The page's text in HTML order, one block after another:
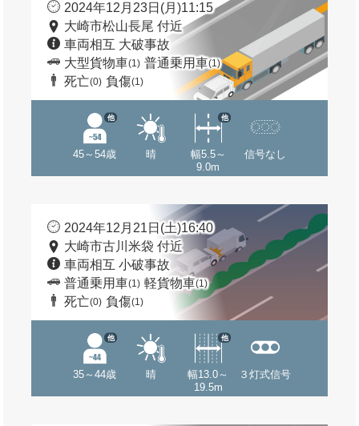
2024年12月23日(月)11:15
大崎市松山長尾 付近
車両相互 大破事故
大型貨物車(1) 普通乗用車(1)
死亡(0) 負傷(1)
45～54歳
他
晴
幅5.5～
9.0m
他
信号なし
2024年12月21日(土)16:40
大崎市古川米袋 付近
車両相互 小破事故
普通乗用車(1) 軽貨物車(1)
死亡(0) 負傷(1)
35～44歳
他
晴
幅13.0～
19.5m
他
３灯式信号